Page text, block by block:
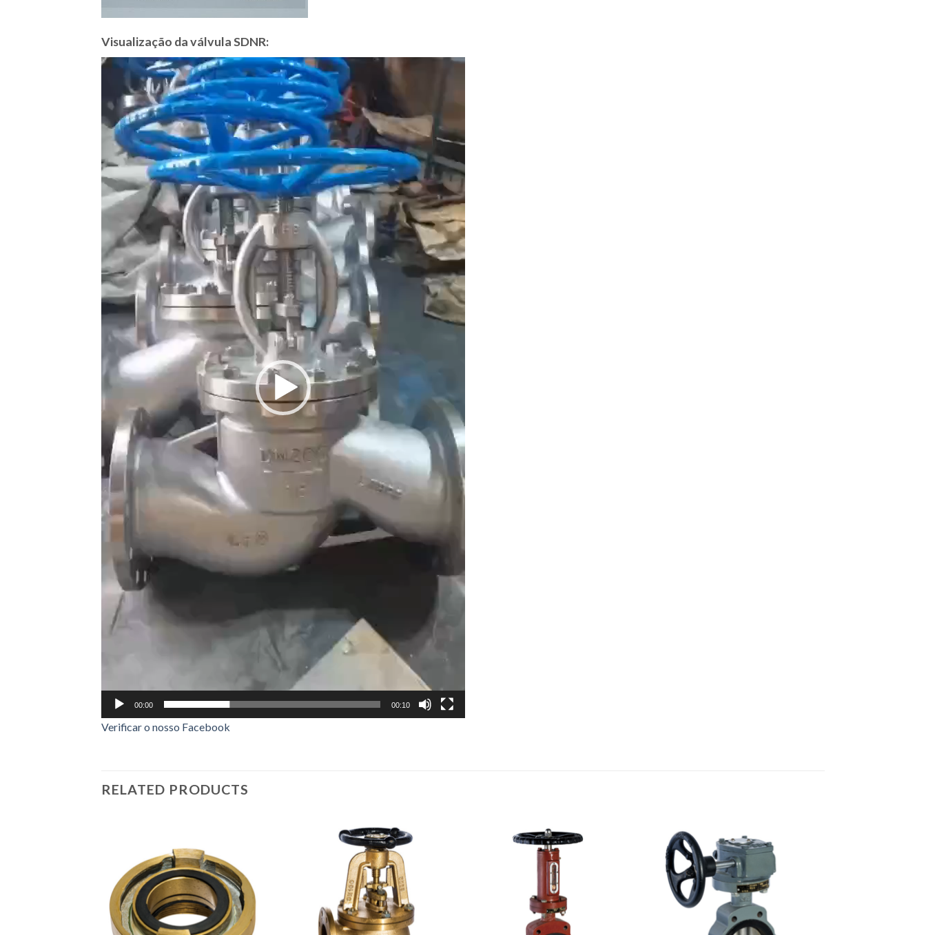
Visualização da válvula SDNR:
Video
Player
00:00 00:10
Verificar o nosso Facebook
RELATED PRODUCTS